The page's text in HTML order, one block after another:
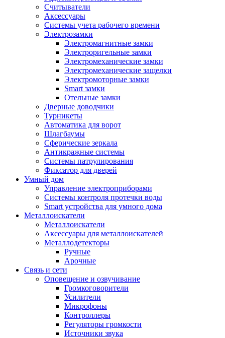
Считыватели
Аксессуары
Системы учета рабочего времени
Электрозамки
Электромагнитные замки
Электроригельные замки
Электромеханические замки
Электромеханические защелки
Электромоторные замки
Smart замки
Отельные замки
Дверные доводчики
Турникеты
Автоматика для ворот
Шлагбаумы
Сферические зеркала
Антикражные системы
Системы патрулирования
Фиксатор для дверей
Умный дом
Управление электроприборами
Системы контроля протечки воды
Smart устройства для умного дома
Металлоискатели
Металлоискатели
Аксессуары для металлоискателей
Металлодетекторы
Ручные
Арочные
Связь и сети
Оповещение и озвучивание
Громкоговорители
Усилители
Микрофоны
Контроллеры
Регуляторы громкости
Источники звука